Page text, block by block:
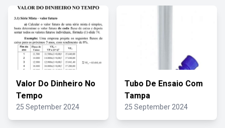
Valor Do Dinheiro No
Tempo
25 September 2024
Tubo De Ensaio Com
Tampa
25 September 2024